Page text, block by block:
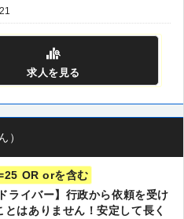
求人を見る
）
OR orを含む
ライバー】行政から依頼を受け
はありません！安定して長く